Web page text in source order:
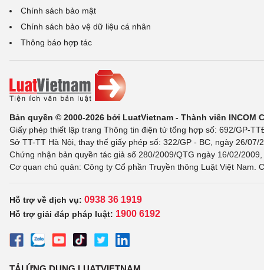
Chính sách bảo mật
Chính sách bảo vệ dữ liệu cá nhân
Thông báo hợp tác
Bản quyền © 2000-2026 bởi LuatVietnam - Thành viên INCOM
Giấy phép thiết lập trang Thông tin điện tử tổng hợp số: 692/GP-
Sở TT-TT Hà Nội, thay thế giấy phép số: 322/GP - BC, ngày 26/
Chứng nhận bản quyền tác giả số 280/2009/QTG ngày 16/02/
Cơ quan chủ quản: Công ty Cổ phần Truyền thông Luật Việt Nam.
Hỗ trợ về dịch vụ: 0938 36 1919
Hỗ trợ giải đáp pháp luật: 1900 6192